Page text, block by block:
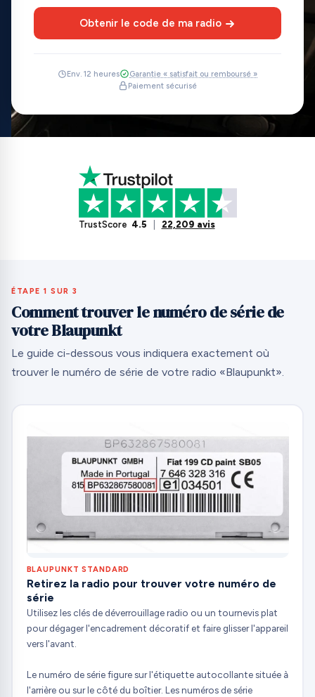
Obtenir le code de ma radio
Env. 12 heures
Garantie « satisfait ou remboursé »
Paiement sécurisé
TrustScore 4.5 22,209 avis
ÉTAPE 1 SUR 3
Comment trouver le numéro de série de
votre Blaupunkt
Le guide ci-dessous vous indiquera exactement où
trouver le numéro de série de votre radio «Blaupunkt».
BLAUPUNKT STANDARD
Retirez la radio pour trouver votre numéro de
série
Utilisez les clés de déverrouillage radio ou un tournevis plat
pour dégager l'encadrement décoratif et faire glisser l'appareil
vers l'avant.
Le numéro de série figure sur l'étiquette autocollante située à
l'arrière ou sur le côté du boîtier. Les numéros de série